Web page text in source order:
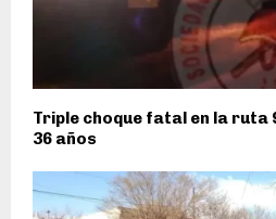
Triple choque fatal en la ruta
36 años